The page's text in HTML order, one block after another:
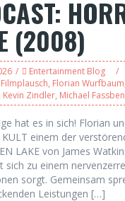
(2008)
Entertainment Blog
Filmplausch, Florian Wurfbaum
Kevin Zindler, Michael
hat es in sich! Florian
KULT einem der
LAKE von James
sich zu einem
sorgt. Gemeinsam
Leistungen […]